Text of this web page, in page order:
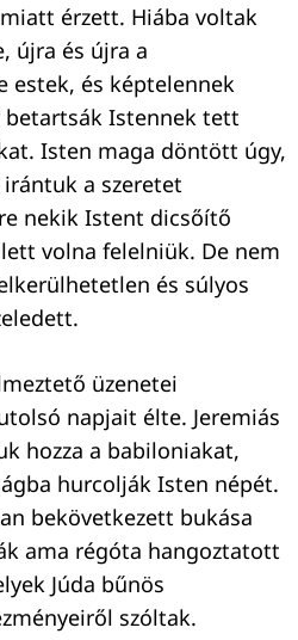
érzett. Hiába voltak
újra és újra a
estek, és képtelennek
Istennek tett
Isten maga döntött úgy,
a szeretet
nekik Istent dicsőítő
volna felelniük. De nem
és súlyos
üzenetei
napjait élte. Jeremiás
hozza a babiloniakat,
hurcolják Isten népét.
bekövetkezett bukása
ama régóta hangoztatott
Júda bűnös
szóltak.